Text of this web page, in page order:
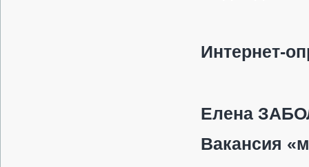
Интернет-
Елена
Вакансия